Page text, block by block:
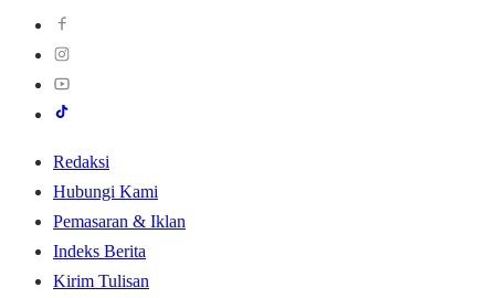
Redaksi
Hubungi Kami
Pemasaran & Iklan
Indeks Berita
Kirim Tulisan